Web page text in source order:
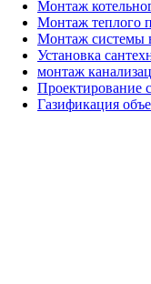
Монтаж
Монтаж теплого
Монтаж системы
Установка
монтаж
Проектирование
Газификация